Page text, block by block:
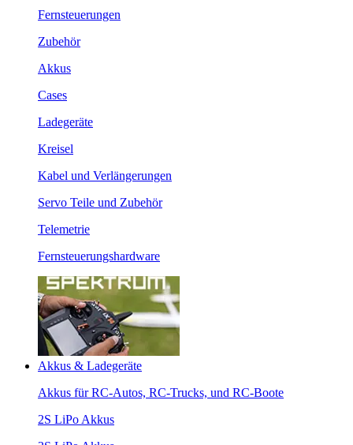
Fernsteuerungen
Zubehör
Akkus
Cases
Ladegeräte
Kreisel
Kabel und Verlängerungen
Servo Teile und Zubehör
Telemetrie
Fernsteuerungshardware
Akkus & Ladegeräte
Akkus für RC-Autos, RC-Trucks, und RC-Boote
2S LiPo Akkus